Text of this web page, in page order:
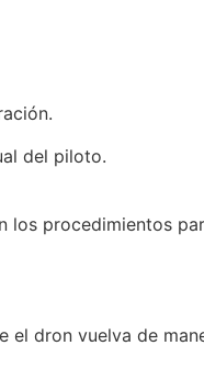
del piloto.
los procedimientos
el dron vuelva de